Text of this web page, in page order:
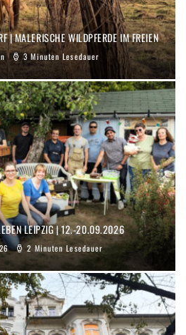
| MALERISCHE WILDPFERDE IM FREIEN
3 Minuten Lesedauer
LEIPZIG | 12.-20.09.2026
2 Minuten Lesedauer